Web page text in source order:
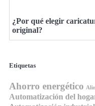
¿Por qué elegir
original?
Etiquetas
Ahorro energético
Automatización del